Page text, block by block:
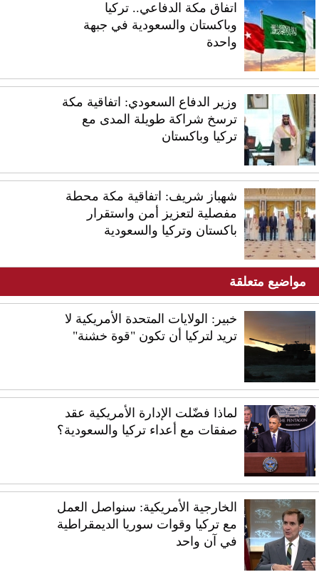
اتفاق مكة الدفاعي.. تركيا
وباكستان والسعودية في جبهة
واحدة
وزير الدفاع السعودي: اتفاقية مكة
ترسخ شراكة طويلة المدى مع
تركيا وباكستان
شهباز شريف: اتفاقية مكة محطة
مفصلية لتعزيز أمن واستقرار
باكستان وتركيا والسعودية
مواضيع متعلقة
خبير: الولايات المتحدة الأمريكية لا
تريد لتركيا أن تكون "قوة خشنة"
لماذا فضّلت الإدارة الأمريكية عقد
صفقات مع أعداء تركيا والسعودية؟
الخارجية الأمريكية: سنواصل العمل
مع تركيا وقوات سوريا الديمقراطية
في آن واحد